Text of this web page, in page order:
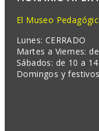
El Museo
Lunes: CERRADO
Martes a Viernes:
Sábados: de 10 a
Domingos y